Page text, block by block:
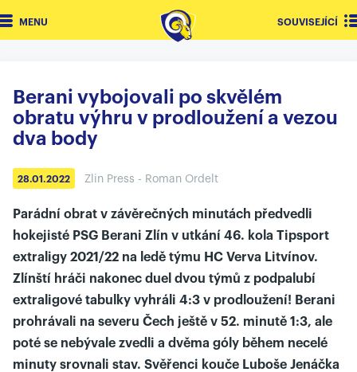
MENU SOUVISEJÍCÍ
Berani vybojovali po skvělém
obratu výhru v prodloužení a vezou
dva body
28.01.2022 Zlin Press - Roman Ordelt
Parádní obrat v závěrečných minutách předvedli
hokejisté PSG Berani Zlín v utkání 46. kola Tipsport
extraligy 2021/22 na ledě týmu HC Verva Litvínov.
Zlínští hráči nakonec duel dvou týmů z podpalubí
extraligové tabulky vyhráli 4:3 v prodloužení! Berani
prohrávali na severu Čech ještě v 52. minutě 1:3, ale
poté se nebývale zvedli a dvěma góly během necelé
minuty srovnali stav. Svěřenci kouče Luboše Jenáčka